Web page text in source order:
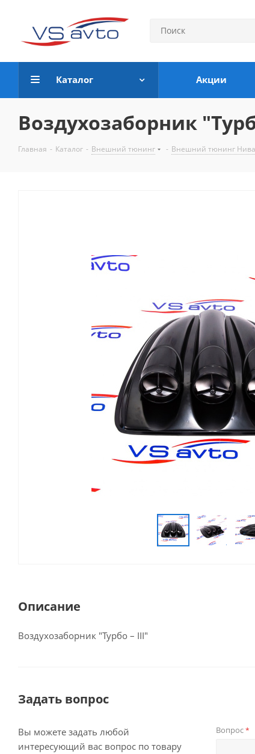
Каталог Акции
Воздухозаборник
Главная - Каталог - Внешний тюнинг - Внешний тюнинг
Описание
Воздухозаборник "Турбо – III"
Задать вопрос
Вы можете задать любой
интересующий вас вопрос по товару
Вопрос*